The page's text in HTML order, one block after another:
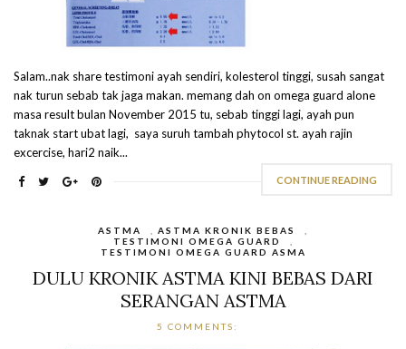
Salam..nak share testimoni ayah sendiri, kolesterol tinggi, susah sangat
nak turun sebab tak jaga makan. memang dah on omega guard alone
masa result bulan November 2015 tu, sebab tinggi lagi, ayah pun
taknak start ubat lagi, saya suruh tambah phytocol st. ayah rajin
excercise, hari2 naik...
CONTINUE READING
ASTMA ASTMA KRONIK BEBAS
TESTIMONI OMEGA GUARD
TESTIMONI OMEGA GUARD ASMA
DULU KRONIK ASTMA KINI BEBAS DARI
SERANGAN ASTMA
5 COMMENTS: